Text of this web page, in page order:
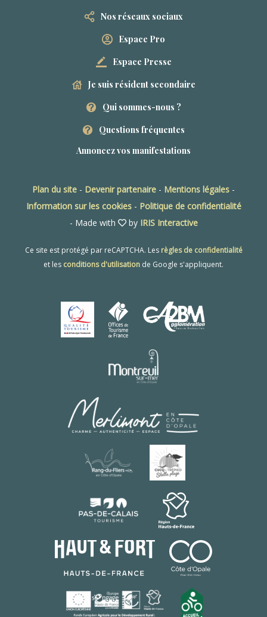
Nos réseaux sociaux
Espace Pro
Espace Presse
Je suis résident secondaire
Qui sommes-nous ?
Questions fréquentes
Annoncez vos manifestations
Plan du site - Devenir partenaire - Mentions légales -
Information sur les cookies- Politique de confidentialité
- Made with
by IRIS Interactive
Ce site est protégé par reCAPTCHA. Les règles de confidentialité
et les conditions d'utilisation de Google s'appliquent.